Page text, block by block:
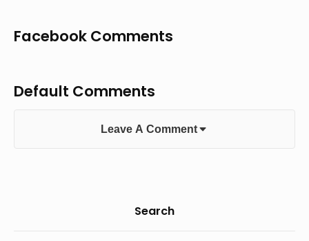
Facebook Comments
Default Comments
Leave A Comment
Search